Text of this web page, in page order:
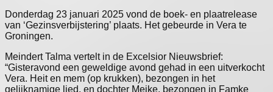
Donderdag 23 januari 2025 vond de boek- en plaatrelease
van ‘Gezinsverbijstering’ plaats. Het gebeurde in Vera te
Groningen.
Meindert Talma vertelt in de Excelsior Nieuwsbrief:
“Gisteravond een geweldige avond gehad in een uitverkocht
Vera. Heit en mem (op krukken), bezongen in het
gelijknamige lied, en dochter Meike, bezongen in Famke